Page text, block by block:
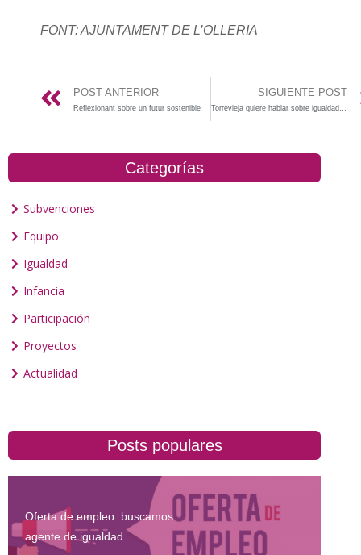
FONT: AJUNTAMENT DE L’OLLERIA
POST ANTERIOR
Reflexionant sobre un futur sostenible
SIGUIENTE POST
Torrevieja quiere hablar sobre igualdad, ¿te animas?
Categorías
Subvenciones
Equipo
Igualdad
Infancia
Participación
Proyectos
Actualidad
Posts populares
Oferta de empleo: buscamos
agente de igualdad